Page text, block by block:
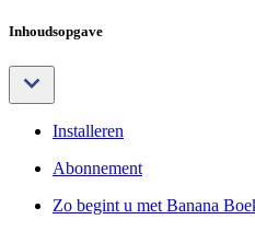
Inhoudsopgave
Installeren
Abonnement
Zo begint u met Banana